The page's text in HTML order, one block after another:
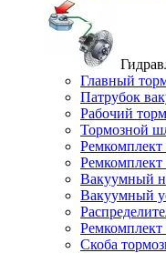
Главный
Патрубок
Рабочий
Тормозной
Ремкомплект
Ремкомплект
Вакуумный
Вакуумный
Ремкомплект
Скоба